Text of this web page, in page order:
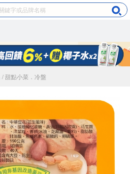
/ 甜點小菜．冷盤